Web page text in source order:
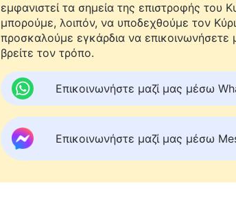
εμφανιστεί τα σημεία της επιστροφής του
μπορούμε, λοιπόν, να υποδεχθούμε τον
προσκαλούμε εγκάρδια να επικοινωνήσετε
βρείτε τον τρόπο.
Επικοινωνήστε μαζί μας μέσω
Επικοινωνήστε μαζί μας μέσω